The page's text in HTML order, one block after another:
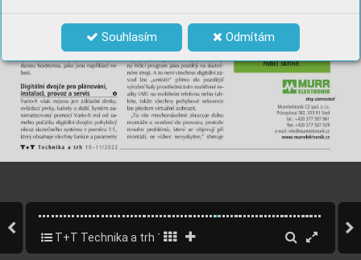
Souhlasím Odmítám
T+T Technika a trh 11/2022 - elektromobilita, letecký